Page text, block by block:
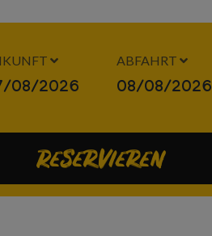
ABFAHRT
Reservieren